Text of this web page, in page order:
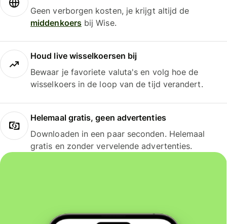
Geen verborgen kosten, je krijgt altijd de
middenkoersbij Wise.
Houd live wisselkoersen bij
Bewaar je favoriete valuta's en volg hoe de
wisselkoers in de loop van de tijd verandert.
Helemaal gratis, geen advertenties
Downloaden in een paar seconden. Helemaal
gratis en zonder vervelende advertenties.